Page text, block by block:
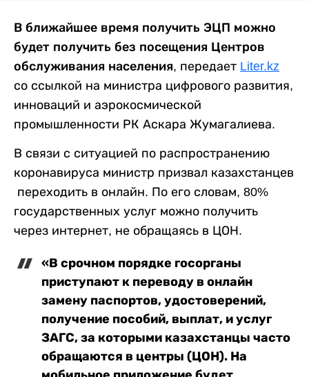
В ближайшее время получить ЭЦП можно
будет получить без посещения Центров
обслуживания населения, передает Liter.kz
со ссылкой на министра цифрового развития,
инноваций и аэрокосмической
промышленности РК Аскара Жумагалиева.
В связи с ситуацией по распространению
коронавируса министр призвал казахстанцев
переходить в онлайн. По его словам, 80%
государственных услуг можно получить
через интернет, не обращаясь в ЦОН.
«В срочном порядке госорганы
приступают к переводу в онлайн
замену паспортов, удостоверений,
получение пособий, выплат, и услуг
ЗАГС, за которыми казахстанцы часто
обращаются в центры (ЦОН). На